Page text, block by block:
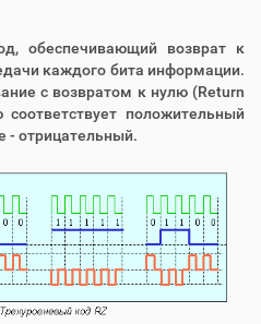
обеспечивающий возврат к
каждого бита информации.
с возвратом к нулю (Return
положительный
- отрицательный.